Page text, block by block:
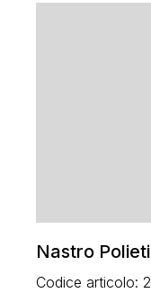
Nastro
Codice articolo: